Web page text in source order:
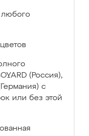
любого
(Россия),
с
или без этой